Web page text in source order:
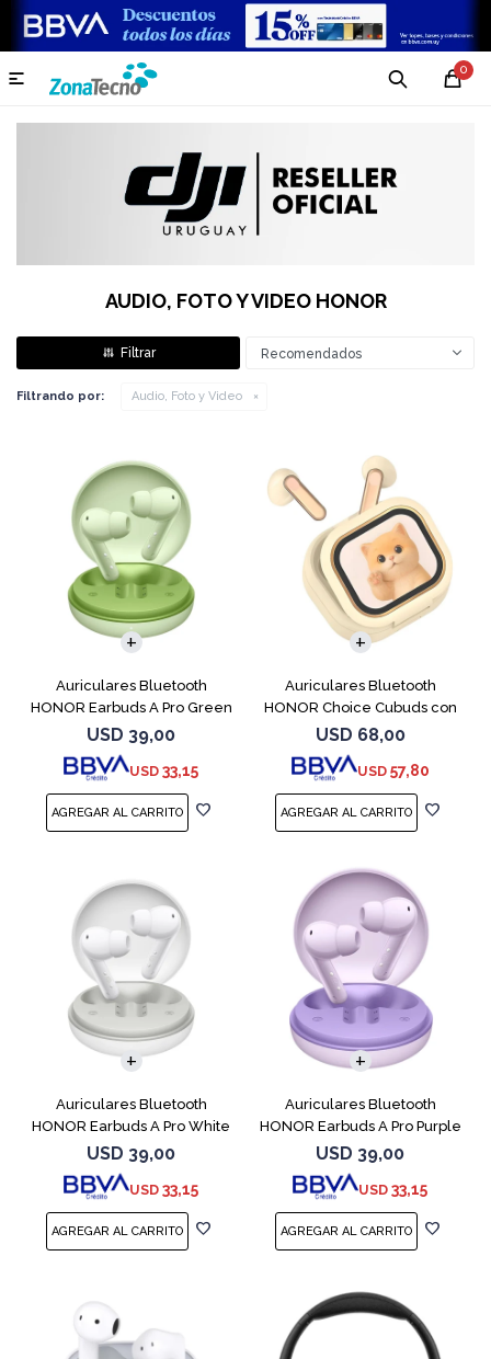
0

AUDIO, FOTO Y VIDEO HONOR
Recomendados
Filtrando por: Audio, Foto y Video
Auriculares Bluetooth
HONOR Earbuds A Pro Green
USD 39,00
USD 33,15
Auriculares Bluetooth
HONOR Choice Cubuds con
Pantalla Beige
USD 68,00
USD 57,80
Auriculares Bluetooth
HONOR Earbuds A Pro White
USD 39,00
USD 33,15
Auriculares Bluetooth
HONOR Earbuds A Pro Purple
USD 39,00
USD 33,15